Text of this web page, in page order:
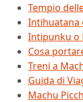
Tempio
Intihuatana
Intipunku o
Cosa
Treni a
Guida di
Machu